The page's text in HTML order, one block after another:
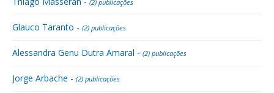
(2) publicações
Glauco Taranto - (2) publicações
Alessandra Genu Dutra Amaral - (2) publicações
Jorge Arbache - (2) publicações